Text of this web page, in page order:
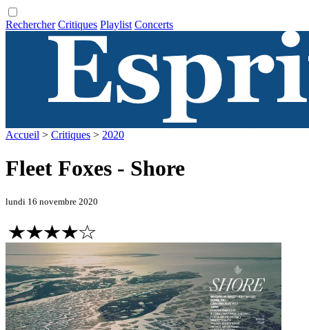
Rechercher Critiques Playlist Concerts
Accueil > Critiques > 2020
Fleet Foxes - Shore
lundi 16 novembre 2020